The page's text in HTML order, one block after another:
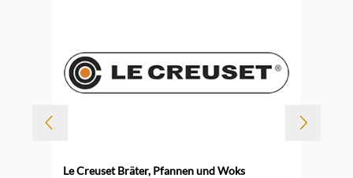
Le Creuset Bräter, Pfannen und Woks